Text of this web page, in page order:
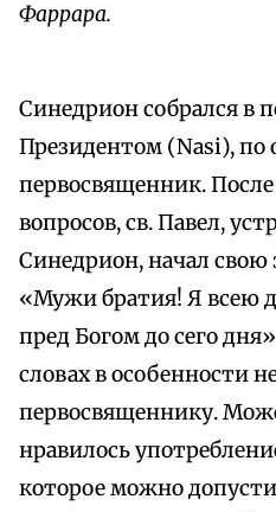
Фаррара.
Синедрион собрался в
Президентом (Nasi),
первосвященник.
вопросов, св. Павел,
Синедрион, начал
«Мужи братия! Я всею
пред Богом до сего
словах в особенности
первосвященнику.
нравилось
которое можно